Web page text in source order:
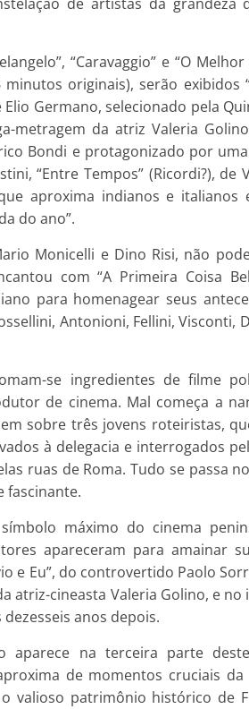
“Caravaggio” e “O
originais), serão exibidos
Germano, selecionado pela
metragem da atriz Valeria
Bondi e protagonizado por
“Entre Tempos” (Ricordi?), de
aproxima indianos e
do ano”.
Monicelli e Dino Risi, não
com “A Primeira Coisa
para homenagear seus
Antonioni, Fellini, Visconti,
se ingredientes de filme
de cinema. Mal começa a
sobre três jovens roteiristas,
à delegacia e interrogados
ruas de Roma. Tudo se passa
fascinante.
máximo do cinema
apareceram para amainar
e Eu”, do controvertido Paolo
atriz-cineasta Valeria Golino, e
anos depois.
aparece na terceira parte
de momentos cruciais
valioso patrimônio histórico de